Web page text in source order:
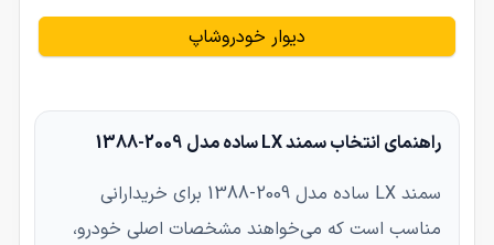
دیوار خودروشاپ
راهنمای انتخاب سمند LX ساده مدل 2009-1388
سمند LX ساده مدل 2009-1388 برای خریدارانی
مناسب است که می‌خواهند مشخصات اصلی خودرو،